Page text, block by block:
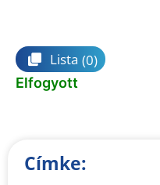
Lista (0)
Elfogyott
Címke: